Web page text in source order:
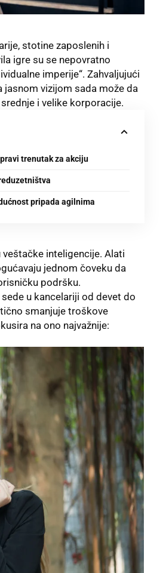
stotine zaposlenih i
igre su se nepovratno
imperije“. Zahvaljujući
vizijom sada može da
i velike korporacije.
trenutak za akciju
pripada agilnima
inteligencije. Alati
jednom čoveku da
podršku.
u kancelariji od devet do
smanjuje troškove
na ono najvažnije: